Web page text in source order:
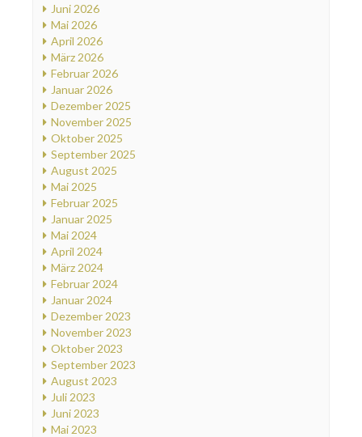
Juni 2026
Mai 2026
April 2026
März 2026
Februar 2026
Januar 2026
Dezember 2025
November 2025
Oktober 2025
September 2025
August 2025
Mai 2025
Februar 2025
Januar 2025
Mai 2024
April 2024
März 2024
Februar 2024
Januar 2024
Dezember 2023
November 2023
Oktober 2023
September 2023
August 2023
Juli 2023
Juni 2023
Mai 2023